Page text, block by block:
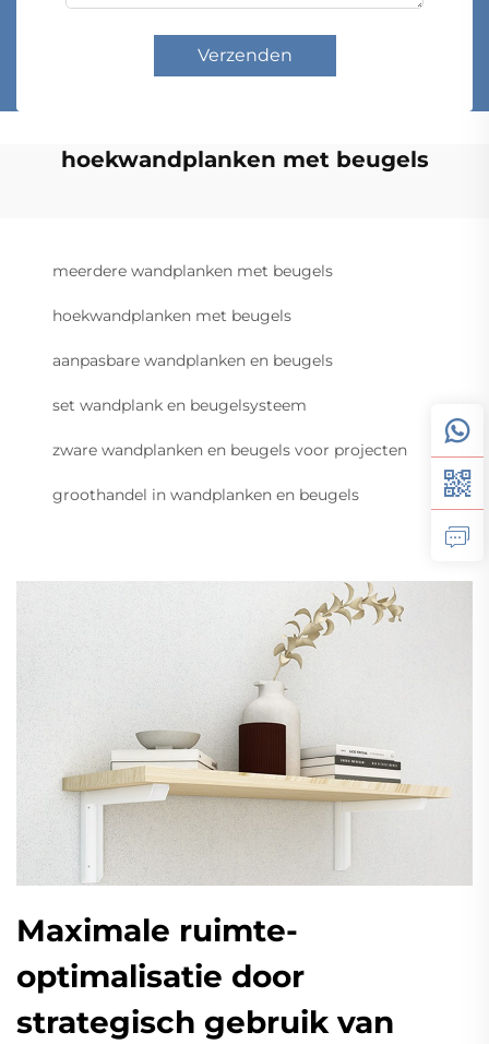
Verzenden
hoekwandplanken met beugels
meerdere wandplanken met beugels
hoekwandplanken met beugels
aanpasbare wandplanken en beugels
set wandplank en beugelsysteem
zware wandplanken en beugels voor projecten
groothandel in wandplanken en beugels
Maximale ruimte-
optimalisatie door
strategisch gebruik van